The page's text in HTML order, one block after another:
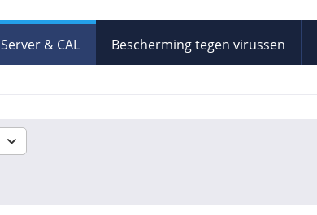
Server & CAL Bescherming tegen virussen